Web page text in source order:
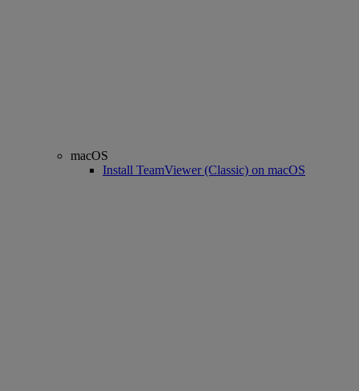
macOS
Install TeamViewer (Classic) on macOS